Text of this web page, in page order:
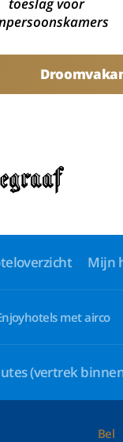
Mijn
met airco
(vertrek
Bel